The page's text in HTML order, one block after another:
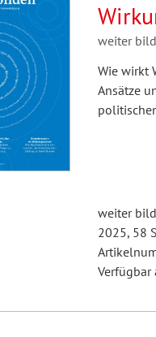
weiter
Wie wirkt
Ansätze
weiter
2025, 58
Verfügbar